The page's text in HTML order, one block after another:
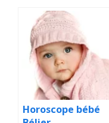
Horoscope bébé